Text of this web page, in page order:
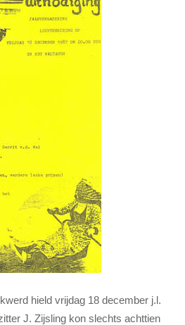
hield vrijdag 18 december j.l.
J. Zijsling kon slechts achttien